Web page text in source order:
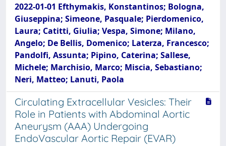
2022-01-01 Efthymakis, Konstantinos; Bologna,
Giuseppina; Simeone, Pasquale; Pierdomenico,
Laura; Catitti, Giulia; Vespa, Simone; Milano,
Angelo; De Bellis, Domenico; Laterza, Francesco;
Pandolfi, Assunta; Pipino, Caterina; Sallese,
Michele; Marchisio, Marco; Miscia, Sebastiano;
Neri, Matteo; Lanuti, Paola
Circulating Extracellular Vesicles: Their
Role in Patients with Abdominal Aortic
Aneurysm (AAA) Undergoing
EndoVascular Aortic Repair (EVAR)